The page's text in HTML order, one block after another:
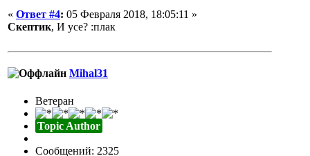
« Ответ #4: 05 Февраля 2018, 18:05:11 »
Скептик, И усе? :плак
Mihal31
Ветеран
Topic Author
Сообщений: 2325